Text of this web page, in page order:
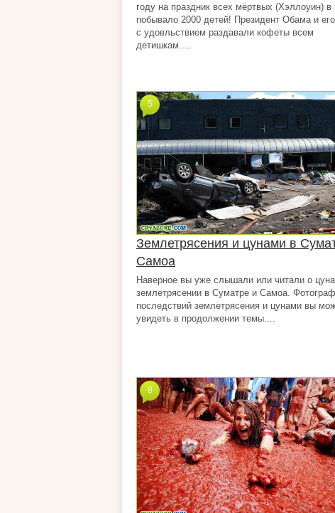
году на праздник всех мёртвых (Хэллоуин) в
побывало 2000 детей! Президент Обама и
с удовльствием раздавали кофеты всем
детишкам....
Землетрясения и цунами в
Самоа
Наверное вы уже слышали или читали о
землетрясении в Суматре и Самоа.
последствий землетрясения и цунами вы
увидеть в продолжении темы....
5
8